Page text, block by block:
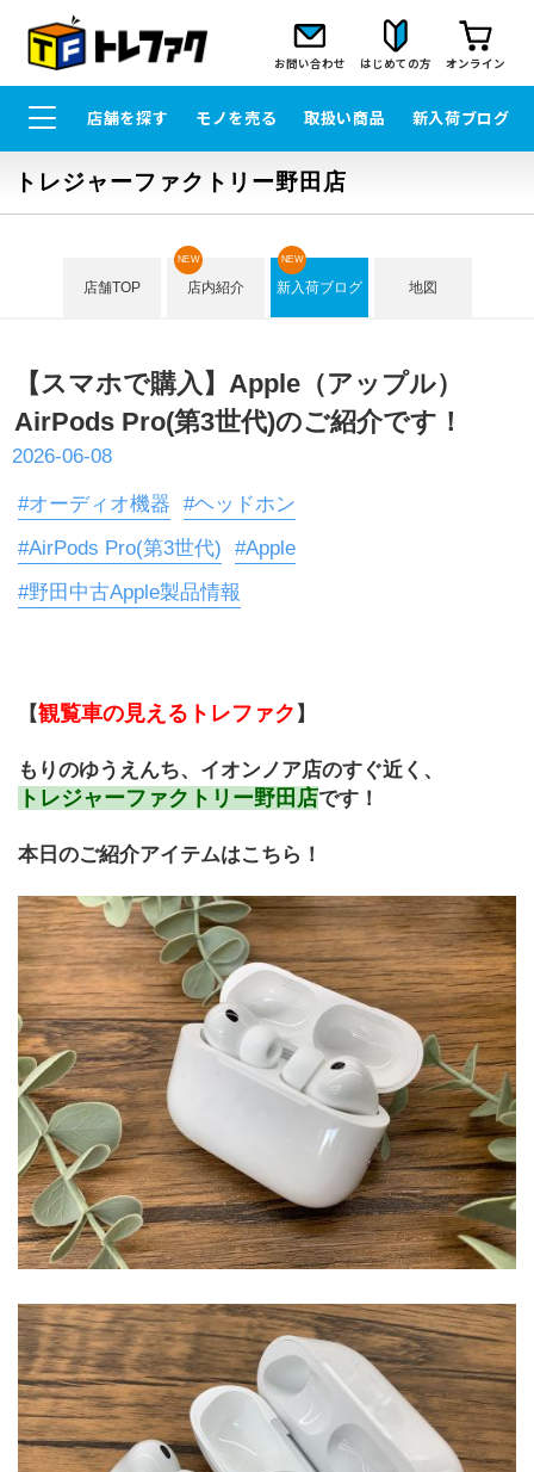
お問い合わせ はじめての方 オンライン
店舗を探す モノを売る 取扱い商品 新入荷ブログ
トレジャーファクトリー野田店
店舗TOP 店内紹介
NEW
新入荷ブログ
NEW
地図
【スマホで購入】Apple（アップル）
AirPods Pro(第3世代)のご紹介です！
2026-06-08
#オーディオ機器
#ヘッドホン
#AirPods Pro(第3世代)
#Apple
#野田中古Apple製品情報
【観覧車の見えるトレファク 】
もりのゆうえんち、イオンノア店のすぐ近く、
トレジャーファクトリー野田店です！
本日のご紹介アイテムはこちら！